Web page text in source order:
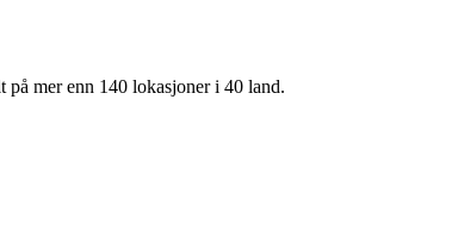
mer enn 140 lokasjoner i 40 land.